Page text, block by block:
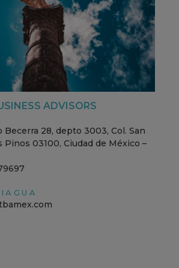
ADVISORS
Becerra 28, depto 3003, Col. San
Pinos 03100, Ciudad de México –